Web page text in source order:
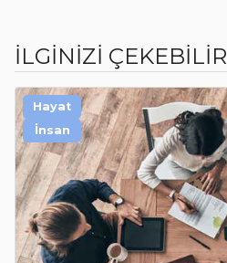
İLGİNİZİ ÇEKEBİLİR
Hayat
İnsan